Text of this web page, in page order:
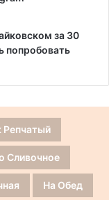
за 30
попробовать
Репчатый
Сливочное
На Обед